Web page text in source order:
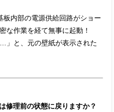
内部の電源供給回路がショー
な作業を経て無事に起動！
」と、元の壁紙が表示された
修理前の状態に戻りますか？